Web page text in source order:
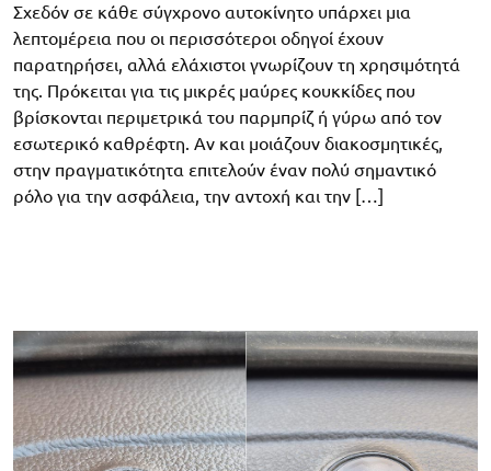
Σχεδόν σε κάθε σύγχρονο αυτοκίνητο υπάρχει μια
λεπτομέρεια που οι περισσότεροι οδηγοί έχουν
παρατηρήσει, αλλά ελάχιστοι γνωρίζουν τη χρησιμότητά
της. Πρόκειται για τις μικρές μαύρες κουκκίδες που
βρίσκονται περιμετρικά του παρμπρίζ ή γύρω από τον
εσωτερικό καθρέφτη. Αν και μοιάζουν διακοσμητικές,
στην πραγματικότητα επιτελούν έναν πολύ σημαντικό
ρόλο για την ασφάλεια, την αντοχή και την […]